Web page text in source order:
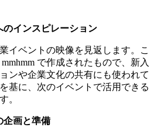
のインスピレーション
イベントの映像を見返します。こ
で作成されたもので、新入
ンや企業文化の共有にも使われて
基に、次のイベントで活用できる
。
企画と準備